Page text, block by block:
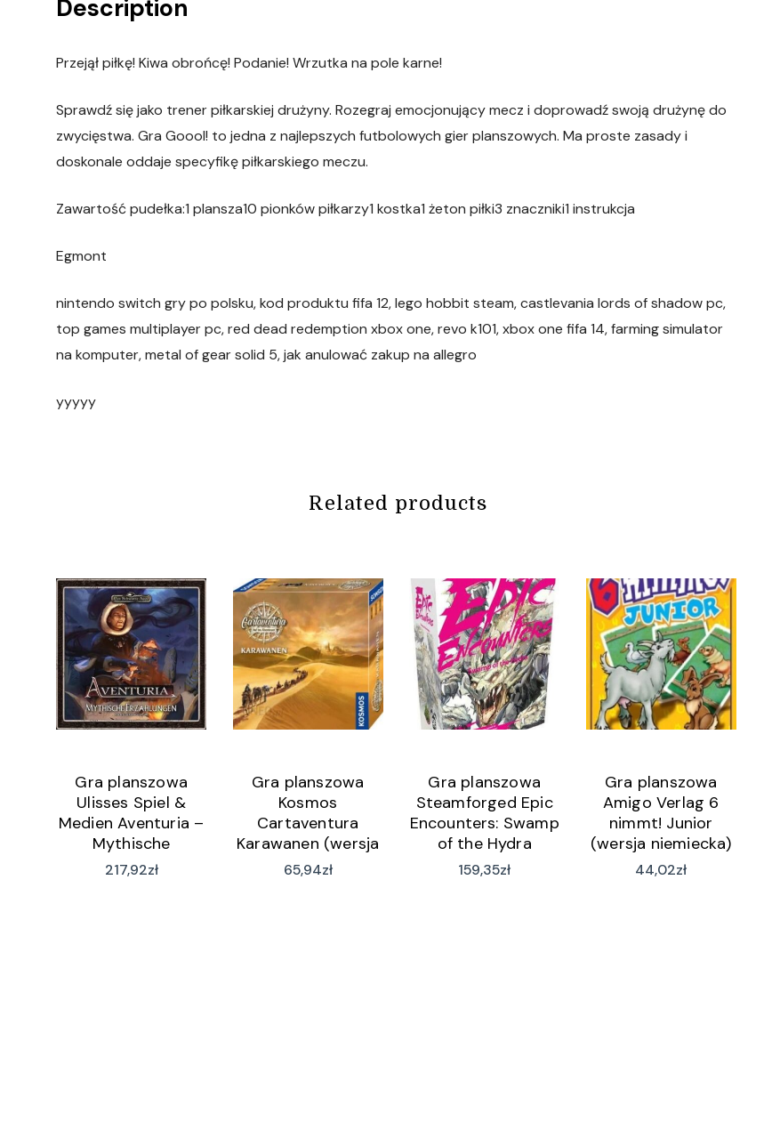
Description
Przejął piłkę! Kiwa obrońcę! Podanie! Wrzutka na pole karne!
Sprawdź się jako trener piłkarskiej drużyny. Rozegraj emocjonujący mecz i doprowadź swoją drużynę do
zwycięstwa. Gra Goool! to jedna z najlepszych futbolowych gier planszowych. Ma proste zasady i
doskonale oddaje specyfikę piłkarskiego meczu.
Zawartość pudełka:1 plansza10 pionków piłkarzy1 kostka1 żeton piłki3 znaczniki1 instrukcja
Egmont
nintendo switch gry po polsku, kod produktu fifa 12, lego hobbit steam, castlevania lords of shadow pc,
top games multiplayer pc, red dead redemption xbox one, revo k101, xbox one fifa 14, farming simulator
na komputer, metal of gear solid 5, jak anulować zakup na allegro
yyyyy
Related products
Gra planszowa
Ulisses Spiel &
Medien Aventuria –
Mythische
Geschichten Box
217,92zł
Gra planszowa
Kosmos
Cartaventura
Karawanen (wersja
niemiecka)
65,94zł
Gra planszowa
Steamforged Epic
Encounters: Swamp
of the Hydra
(English)
159,35zł
Gra planszowa
Amigo Verlag 6
nimmt! Junior
(wersja niemiecka)
44,02zł